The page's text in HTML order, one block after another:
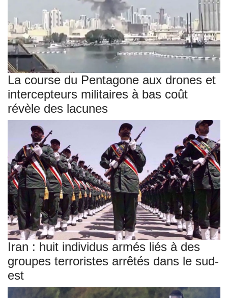
La course du Pentagone aux drones et
intercepteurs militaires à bas coût
révèle des lacunes
Iran : huit individus armés liés à des
groupes terroristes arrêtés dans le sud-
est